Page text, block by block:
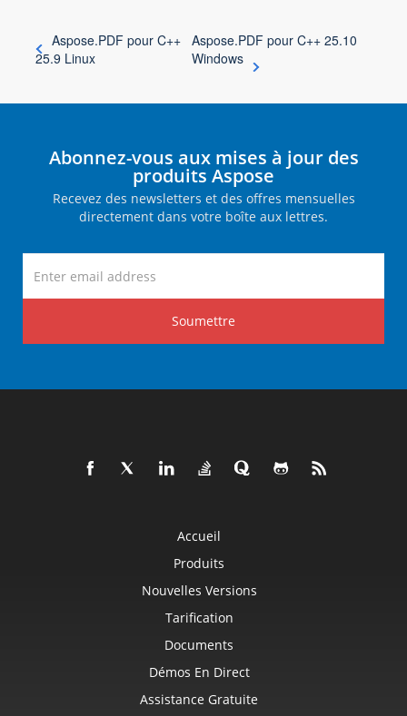
Aspose.PDF pour C++
25.9 Linux
Aspose.PDF pour C++ 25.10
Windows
Abonnez-vous aux mises à jour des
produits Aspose
Recevez des newsletters et des offres mensuelles
directement dans votre boîte aux lettres.
Soumettre
Accueil
Produits
Nouvelles Versions
Tarification
Documents
Démos En Direct
Assistance Gratuite